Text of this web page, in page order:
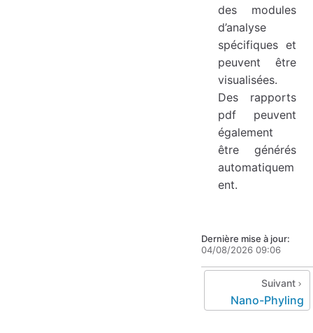
des modules
d’analyse
spécifiques et
peuvent être
visualisées.
Des rapports
pdf peuvent
également
être générés
automatiquem
ent.
Dernière mise à jour:
04/08/2026 09:06
Suivant
Nano-Phyling